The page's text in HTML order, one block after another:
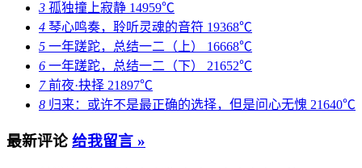
3 孤独撞上寂静 14959℃
4 琴心鸣奏，聆听灵魂的音符 19368℃
5 一年蹉跎，总结一二（上） 16668℃
6 一年蹉跎，总结一二（下） 21652℃
7前夜·抉择 21897℃
8 归来：或许不是最正确的选择，但是问心无愧 21640℃
最新评论 给我留言 »